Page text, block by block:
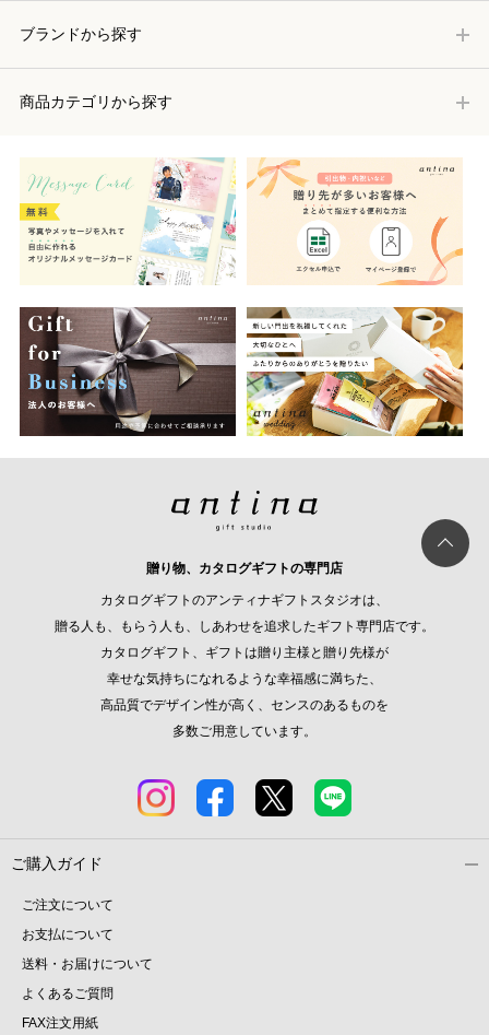
ブランドから探す
商品カテゴリから探す
贈り物、カタログギフトの専門店
カタログギフトのアンティナギフトスタジオは、
贈る人も、もらう人も、しあわせを追求したギフト専門店です。
カタログギフト、ギフトは贈り主様と贈り先様が
幸せな気持ちになれるような幸福感に満ちた、
高品質でデザイン性が高く、センスのあるものを
多数ご用意しています。
ご購入ガイド
ご注文について
お支払について
送料・お届けについて
よくあるご質問
FAX注文用紙